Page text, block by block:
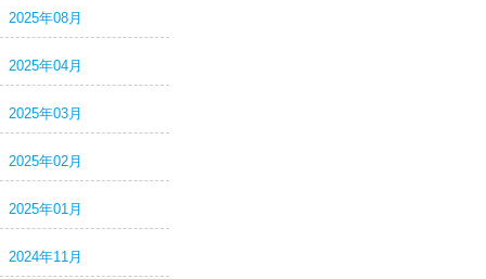
2025年08月
2025年04月
2025年03月
2025年02月
2025年01月
2024年11月